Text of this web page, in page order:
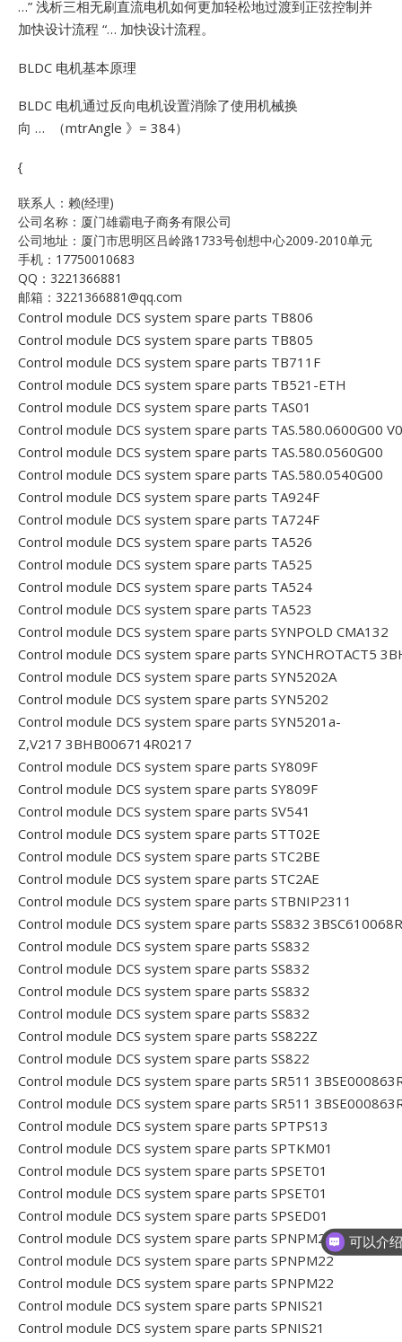
…” 浅析三相无刷直流电机如何更加轻松地过渡到正弦控制并
加快设计流程 “… 加快设计流程。
BLDC 电机基本原理
BLDC 电机通过反向电机设置消除了使用机械换
向 … （mtrAngle 》= 384）
{
联系人：赖(经理)
公司名称：厦门雄霸电子商务有限公司
公司地址：厦门市思明区吕岭路1733号创想中心2009-2010单元
手机：17750010683
QQ：3221366881
邮箱：3221366881@qq.com
Control module DCS system spare parts TB806
Control module DCS system spare parts TB805
Control module DCS system spare parts TB711F
Control module DCS system spare parts TB521-ETH
Control module DCS system spare parts TAS01
Control module DCS system spare parts TAS.580.0600G00
Control module DCS system spare parts TAS.580.0560G00
Control module DCS system spare parts TAS.580.0540G00
Control module DCS system spare parts TA924F
Control module DCS system spare parts TA724F
Control module DCS system spare parts TA526
Control module DCS system spare parts TA525
Control module DCS system spare parts TA524
Control module DCS system spare parts TA523
Control module DCS system spare parts SYNPOLD CMA132
Control module DCS system spare parts SYNCHROTACT5
Control module DCS system spare parts SYN5202A
Control module DCS system spare parts SYN5202
Control module DCS system spare parts SYN5201a-
Z,V217 3BHB006714R0217
Control module DCS system spare parts SY809F
Control module DCS system spare parts SY809F
Control module DCS system spare parts SV541
Control module DCS system spare parts STT02E
Control module DCS system spare parts STC2BE
Control module DCS system spare parts STC2AE
Control module DCS system spare parts STBNIP2311
Control module DCS system spare parts SS832
Control module DCS system spare parts SS832
Control module DCS system spare parts SS832
Control module DCS system spare parts SS832
Control module DCS system spare parts SS832
Control module DCS system spare parts SS822Z
Control module DCS system spare parts SS822
Control module DCS system spare parts SR511
Control module DCS system spare parts SR511
Control module DCS system spare parts SPTPS13
Control module DCS system spare parts SPTKM01
Control module DCS system spare parts SPSET01
Control module DCS system spare parts SPSET01
Control module DCS system spare parts SPSED01
Control module DCS system spare parts SPNPM22
Control module DCS system spare parts SPNPM22
Control module DCS system spare parts SPNPM22
Control module DCS system spare parts SPNIS21
Control module DCS system spare parts SPNIS21